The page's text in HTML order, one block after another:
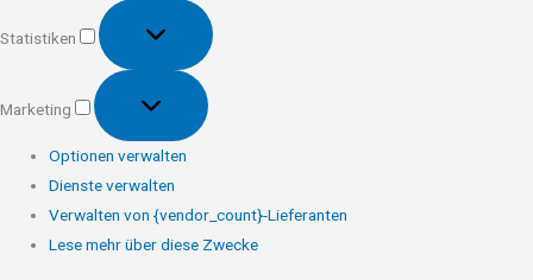
Statistiken
Statistiken
Marketing
Marketing
Optionen verwalten
Dienste verwalten
Verwalten von {vendor_count}-Lieferanten
Lese mehr über diese Zwecke